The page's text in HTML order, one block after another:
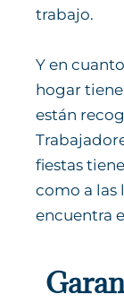
trabajo.
Y en
hogar
están
fiestas
como a las
encuentra